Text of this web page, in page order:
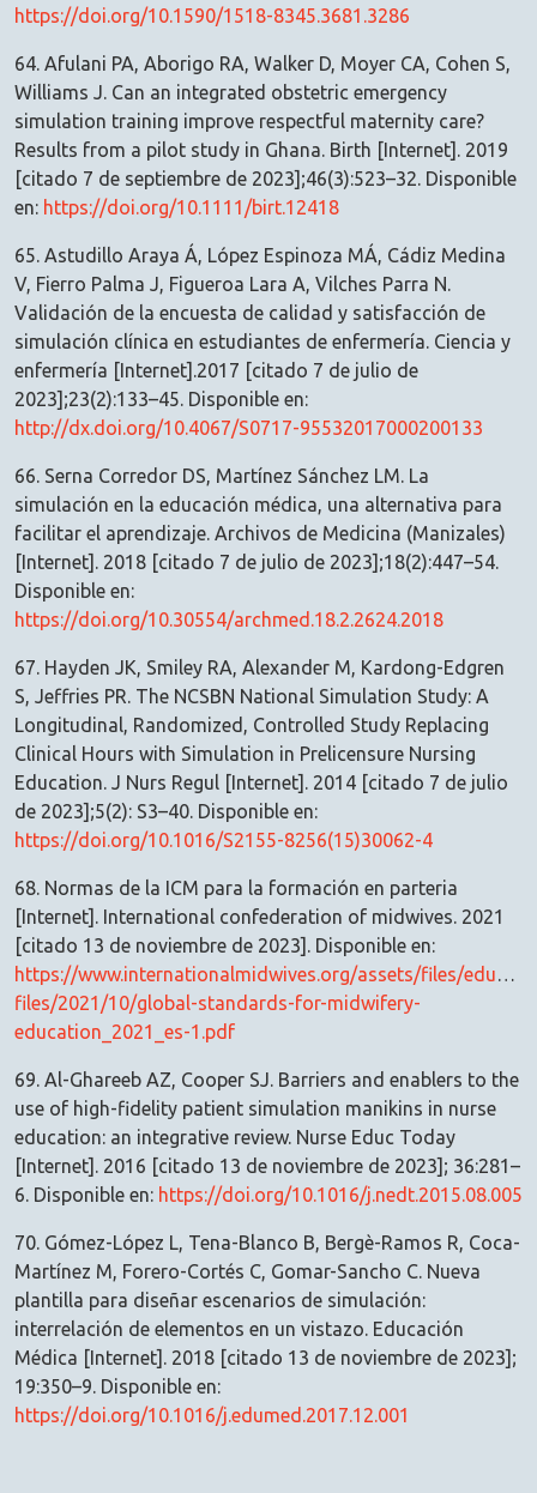
https://doi.org/10.1590/1518-8345.3681.3286
64. Afulani PA, Aborigo RA, Walker D, Moyer CA, Cohen S,
Williams J. Can an integrated obstetric emergency
simulation training improve respectful maternity care?
Results from a pilot study in Ghana. Birth [Internet]. 2019
[citado 7 de septiembre de 2023];46(3):523–32. Disponible
en: https://doi.org/10.1111/birt.12418
65. Astudillo Araya Á, López Espinoza MÁ, Cádiz Medina
V, Fierro Palma J, Figueroa Lara A, Vilches Parra N.
Validación de la encuesta de calidad y satisfacción de
simulación clínica en estudiantes de enfermería. Ciencia y
enfermería [Internet].2017 [citado 7 de julio de
2023];23(2):133–45. Disponible en:
http://dx.doi.org/10.4067/S0717-95532017000200133
66. Serna Corredor DS, Martínez Sánchez LM. La
simulación en la educación médica, una alternativa para
facilitar el aprendizaje. Archivos de Medicina (Manizales)
[Internet]. 2018 [citado 7 de julio de 2023];18(2):447–54.
Disponible en:
https://doi.org/10.30554/archmed.18.2.2624.2018
67. Hayden JK, Smiley RA, Alexander M, Kardong-Edgren
S, Jeffries PR. The NCSBN National Simulation Study: A
Longitudinal, Randomized, Controlled Study Replacing
Clinical Hours with Simulation in Prelicensure Nursing
Education. J Nurs Regul [Internet]. 2014 [citado 7 de julio
de 2023];5(2): S3–40. Disponible en:
https://doi.org/10.1016/S2155-8256(15)30062-4
68. Normas de la ICM para la formación en parteria
[Internet]. International confederation of midwives. 2021
[citado 13 de noviembre de 2023]. Disponible en:
https://www.internationalmidwives.org/assets/files/
files/2021/10/global-standards-for-midwifery-
education_2021_es-1.pdf
69. Al-Ghareeb AZ, Cooper SJ. Barriers and enablers to the
use of high-fidelity patient simulation manikins in nurse
education: an integrative review. Nurse Educ Today
[Internet]. 2016 [citado 13 de noviembre de 2023]; 36:281–
6. Disponible en: https://doi.org/10.1016/j.nedt.2015.08.005
70. Gómez-López L, Tena-Blanco B, Bergè-Ramos R, Coca-
Martínez M, Forero-Cortés C, Gomar-Sancho C. Nueva
plantilla para diseñar escenarios de simulación:
interrelación de elementos en un vistazo. Educación
Médica [Internet]. 2018 [citado 13 de noviembre de 2023];
19:350–9. Disponible en:
https://doi.org/10.1016/j.edumed.2017.12.001